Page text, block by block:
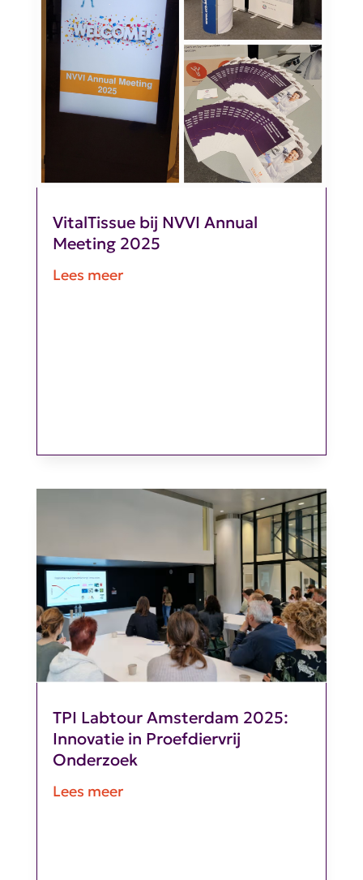
VitalTissue bij NVVI Annual
Meeting 2025
Lees meer
TPI Labtour Amsterdam 2025:
Innovatie in Proefdiervrij
Onderzoek
Lees meer